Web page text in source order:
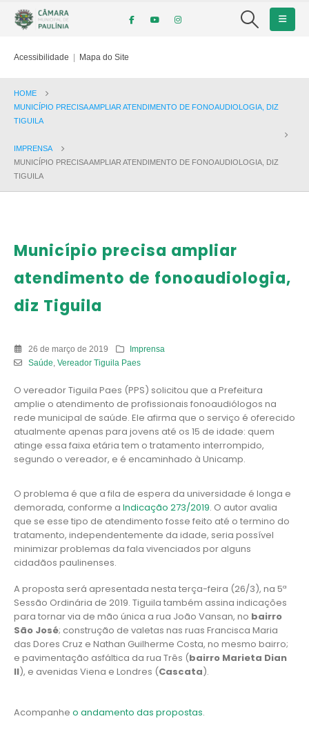
Acessibilidade | Mapa do Site
HOME
MUNICÍPIO PRECISA AMPLIAR ATENDIMENTO DE FONOAUDIOLOGIA, DIZ
TIGUILA
IMPRENSA
MUNICÍPIO PRECISA AMPLIAR ATENDIMENTO DE FONOAUDIOLOGIA, DIZ
TIGUILA
Município precisa ampliar
atendimento de fonoaudiologia,
diz Tiguila
26 de março de 2019
Imprensa
Saúde Vereador Tiguila Paes
O vereador Tiguila Paes (PPS) solicitou que a Prefeitura
amplie o atendimento de profissionais fonoaudiólogos na
rede municipal de saúde. Ele afirma que o serviço é oferecido
atualmente apenas para jovens até os 15 de idade: quem
atinge essa faixa etária tem o tratamento interrompido,
segundo o vereador, e é encaminhado à Unicamp.
O problema é que a fila de espera da universidade é longa e
demorada, conforme a Indicação 273/2019. O autor avalia
que se esse tipo de atendimento fosse feito até o termino do
tratamento, independentemente da idade, seria possível
minimizar problemas da fala vivenciados por alguns
cidadãos paulinenses.
A proposta será apresentada nesta terça-feira (26/3), na 5ª
Sessão Ordinária de 2019. Tiguila também assina indicações
para tornar via de mão única a rua João Vansan, no bairro
São José; construção de valetas nas ruas Francisca Maria
das Dores Cruz e Nathan Guilherme Costa, no mesmo bairro;
e pavimentação asfáltica da rua Três (bairro Marieta Dian
II), e avenidas Viena e Londres (Cascata).
Acompanhe o andamento das propostas.